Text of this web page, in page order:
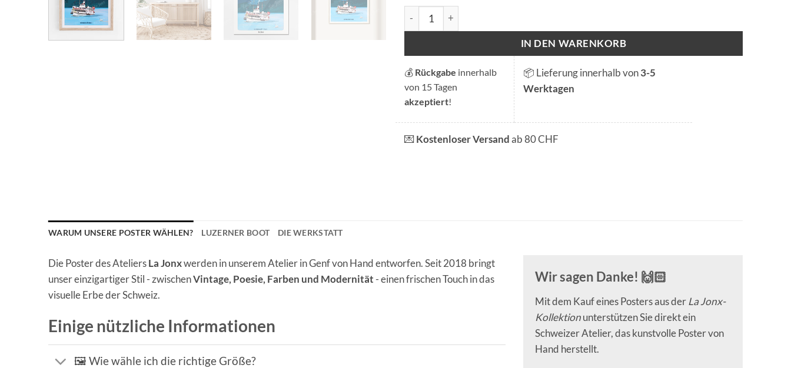
Luzerner Boot Menge
IN DEN WARENKORB
💰 Rückgabe innerhalb
von 15 Tagen
akzeptiert!
📦 Lieferung innerhalb von3-5
Werktagen
💌Kostenloser Versandab 80 CHF
WARUM UNSERE POSTER WÄHLEN? LUZERNER BOOT DIE WERKSTATT
Die Poster des AteliersLa Jonxwerden in unserem Atelier in Genf von Hand entworfen. Seit 2018 bringt
unser einzigartiger Stil - zwischenVintage, Poesie, Farben und Modernität- einen frischen Touch in das
visuelle Erbe der Schweiz.
Einige nützliche Informationen
🖼️ Wie wähle ich die richtige Größe?
Wir sagen Danke! 🙌🏻
Mit dem Kauf eines Posters aus der La Jonx-
Kollektionunterstützen Sie direkt ein
Schweizer Atelier, das kunstvolle Poster von
Hand herstellt.